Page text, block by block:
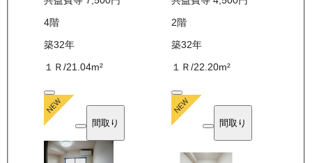
4階
築32年
１Ｒ/21.04m²
2階
築32年
１Ｒ/22.20m²
間取り 間取り